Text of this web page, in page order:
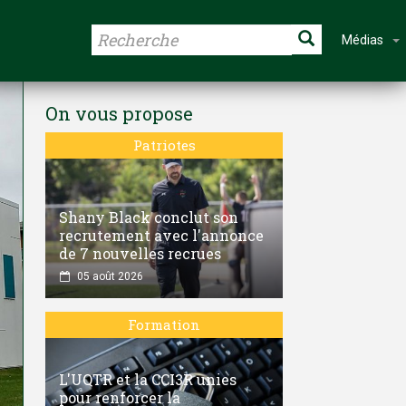
Médias
On vous propose
Patriotes
Shany Black conclut son
recrutement avec l'annonce
de 7 nouvelles recrues
05 août 2026
Formation
L'UQTR et la CCI3R unies
pour renforcer la